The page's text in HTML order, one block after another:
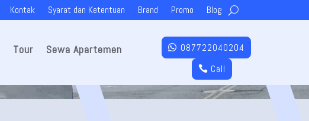
Kontak Syarat dan Ketentuan Brand Promo Blog
Tour Sewa Apartemen
087722040204
Call